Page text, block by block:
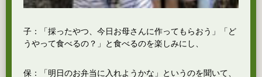
子：「採ったやつ、今日お母さんに作ってもらおう」「ど
うやって食べるの？」と食べるのを楽しみにし、
保：「明日のお弁当に入れようかな」というのを聞いて、